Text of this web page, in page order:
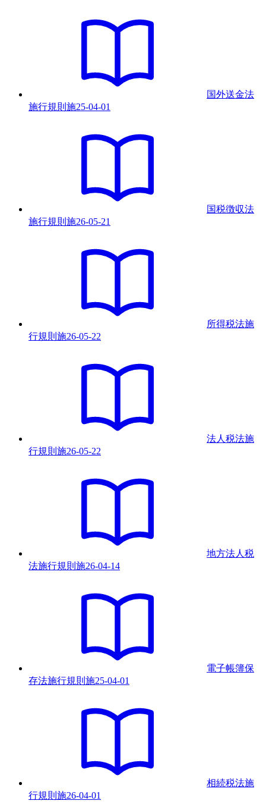
国外送金法
施行規則 施25-04-01
国税徴収法
施行規則 施26-05-21
所得税法施
行規則 施26-05-22
法人税法施
行規則 施26-05-22
地方法人税
法施行規則 施26-04-14
電子帳簿保
存法施行規則 施25-04-01
相続税法施
行規則 施26-04-01